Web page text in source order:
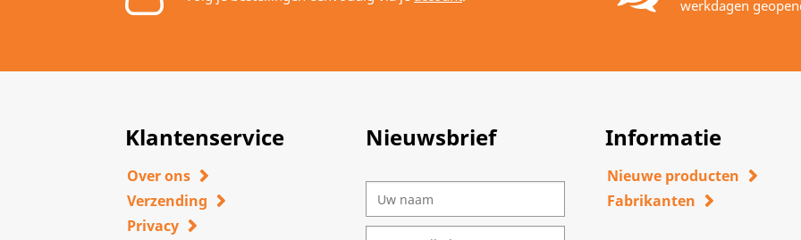
werkdagen
Klantenservice
Over ons
Verzending
Privacy
Nieuwsbrief Informatie
Nieuwe producten
Fabrikanten